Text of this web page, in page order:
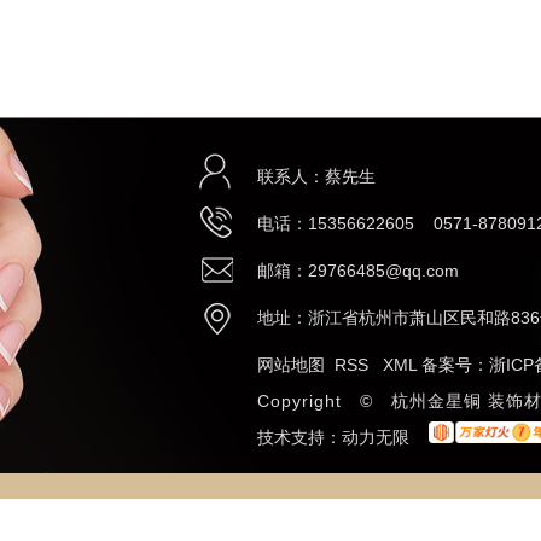
联系人：蔡先生
电话：15356622605 0571-
邮箱：29766485@qq.com
地址：浙江省杭州市萧山区民和路
网站地图 RSS XML 备案号： 浙ICP
Copyright © 杭州金星铜 装饰
技术支持： 动力无限